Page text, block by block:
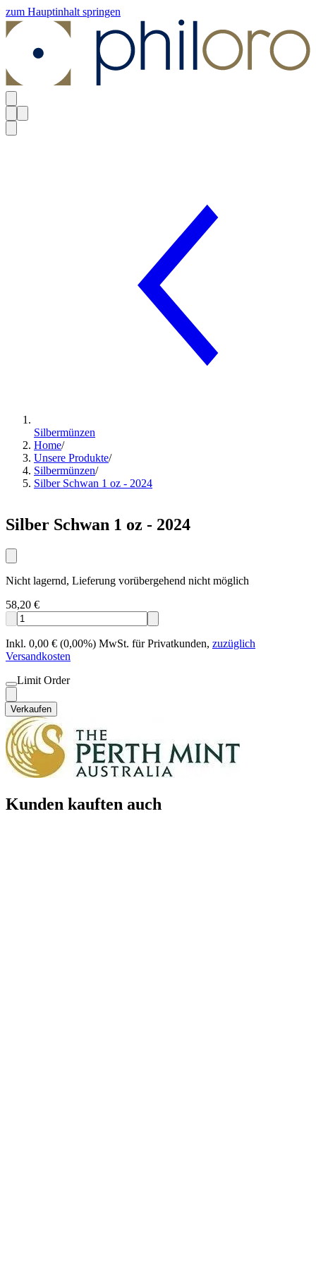
zum Hauptinhalt springen
Silbermünzen
Home/
Unsere Produkte/
Silbermünzen/
Silber Schwan 1 oz - 2024
Silber Schwan 1 oz - 2024
Nicht lagernd, Lieferung vorübergehend nicht möglich
58,20 €
Inkl. 0,00 € (0,00%) MwSt. für Privatkunden, zuzüglich
Versandkosten
Limit Order
Verkaufen
Kunden kauften auch